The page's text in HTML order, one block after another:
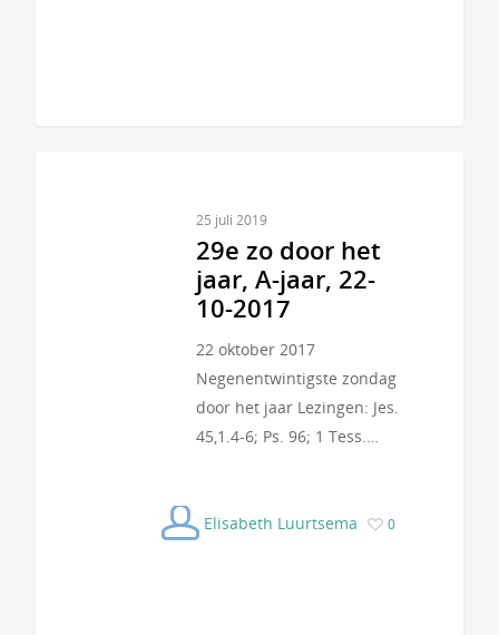
25 juli 2019
29e zo door het
jaar, A-jaar, 22-
10-2017
22 oktober 2017
Negenentwintigste zondag
door het jaar Lezingen: Jes.
45,1.4-6; Ps. 96; 1 Tess.…
Elisabeth Luurtsema 0